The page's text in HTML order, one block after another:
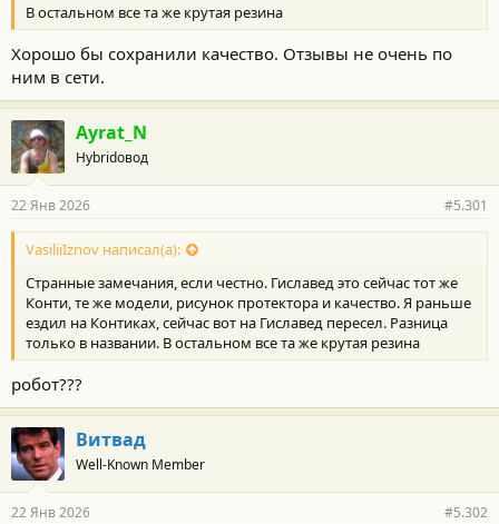
и
:
В остальном все та же крутая резина
Хорошо бы сохранили качество. Отзывы не очень по
ним в сети.
Ayrat_N
Hybridовод
22 Янв 2026 #5.301
VasiliiIznov написал(а):
Странные замечания, если честно. Гиславед это сейчас тот же
Конти, те же модели, рисунок протектора и качество. Я раньше
ездил на Контиках, сейчас вот на Гиславед пересел. Разница
только в названии. В остальном все та же крутая резина
робот???
Витвад
Well-Known Member
22 Янв 2026 #5.302